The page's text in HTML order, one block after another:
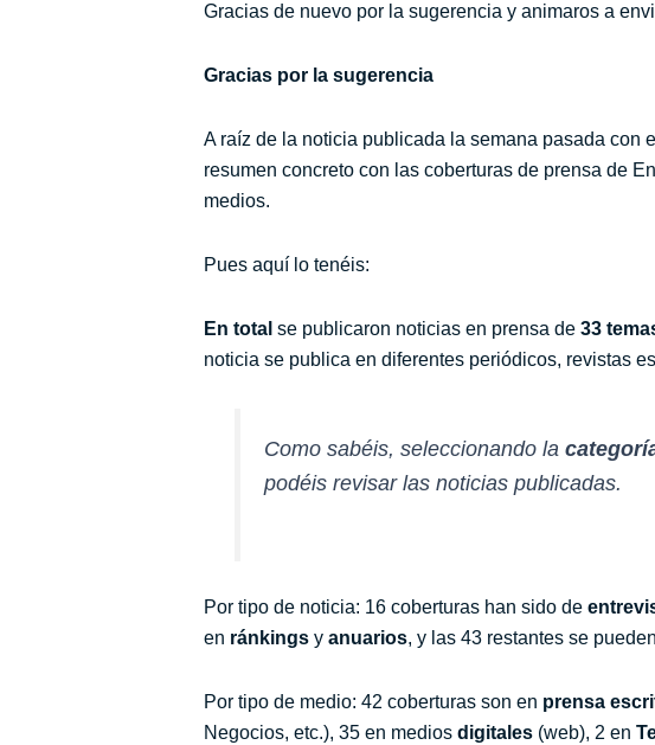
Gracias de nuevo por la sugerencia y animaros a
Gracias por la sugerencia
A raíz de la noticia publicada la semana pasada con
resumen concreto con las coberturas de prensa de
medios.
Pues aquí lo tenéis:
En total se publicaron noticias en prensa de 33
noticia se publica en diferentes periódicos, revistas
Como sabéis, seleccionando la
podéis revisar las noticias publicadas.
Por tipo de noticia: 16 coberturas han sido de
en ránkings y anuarios, y las 43 restantes se
Por tipo de medio: 42 coberturas son en prensa
Negocios, etc.), 35 en medios digitales (web), 2 en